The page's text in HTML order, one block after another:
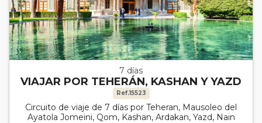
7 días
VIAJAR POR TEHERÁN, KASHAN Y YAZD
Ref.15523
Circuito de viaje de 7 días por Teheran, Mausoleo del
Ayatola Jomeini, Qom, Kashan, Ardakan, Yazd, Nain